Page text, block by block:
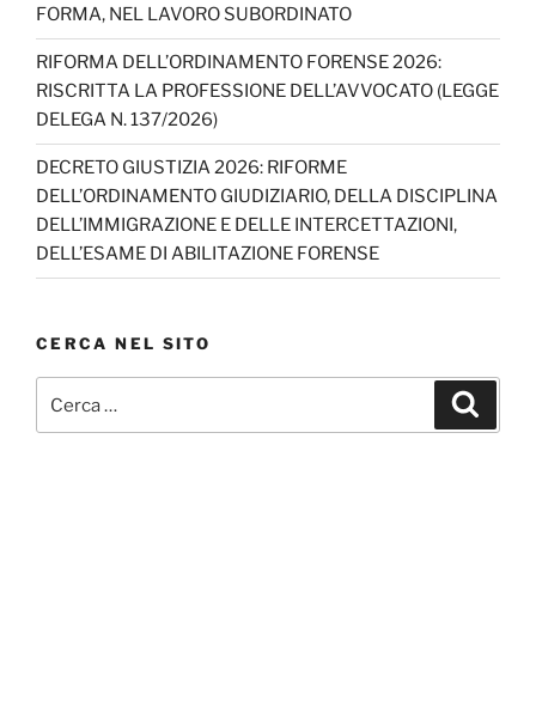
FORMA, NEL LAVORO SUBORDINATO
RIFORMA DELL’ORDINAMENTO FORENSE 2026:
RISCRITTA LA PROFESSIONE DELL’AVVOCATO (LEGGE
DELEGA N. 137/2026)
DECRETO GIUSTIZIA 2026: RIFORME
DELL’ORDINAMENTO GIUDIZIARIO, DELLA DISCIPLINA
DELL’IMMIGRAZIONE E DELLE INTERCETTAZIONI,
DELL’ESAME DI ABILITAZIONE FORENSE
CERCA NEL SITO